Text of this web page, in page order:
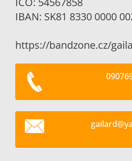
IBAN: SK81 8330 0000
https://bandzone.cz/
gailard@